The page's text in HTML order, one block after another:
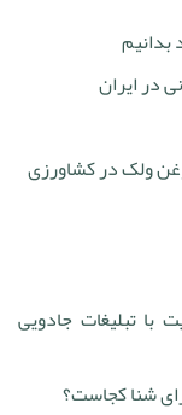
در ایران
با تبلیغات جادویی
شنا کجاست؟